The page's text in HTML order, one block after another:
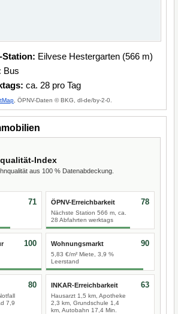
Station: Eilvese Hestergarten (566 m)
Bus
ca. 28 pro Tag
, ÖPNV-Daten © BKG, dl-de/by-2-0.
Index
aus 100 % Datenabdeckung.
71 ÖPNV-Erreichbarkeit
Nächste Station 566 m, ca.
28 Abfahrten werktags
78
100 Wohnungsmarkt
5,83 €/m² Miete, 3,9 %
Leerstand
90
7,9
80 INKAR-Erreichbarkeit
Hausarzt 1,5 km, Apotheke
2,3 km, Grundschule 1,4
km, Autobahn 17,4 Min.
63